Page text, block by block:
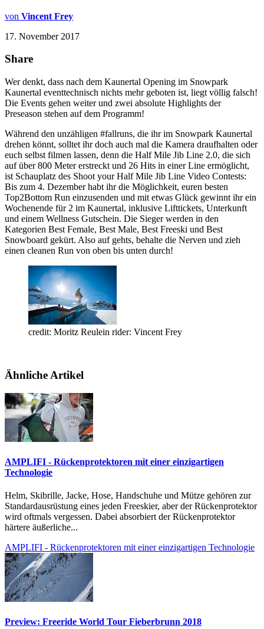
von Vincent Frey
17. November 2017
Share
Wer denkt, dass nach dem Kaunertal Opening im Snowpark
Kaunertal eventtechnisch nichts mehr geboten ist, liegt völlig falsch!
Die Events gehen weiter und zwei absolute Highlights der
Preseason stehen auf dem Programm!
Während den unzähligen #fallruns, die ihr im Snowpark Kaunertal
drehen könnt, solltet ihr doch auch mal die Kamera draufhalten oder
euch selbst filmen lassen, denn die Half Mile Jib Line 2.0, die sich
auf über 800 Meter erstreckt und 26 Hits in einer Line ermöglicht,
ist Schauplatz des Shoot your Half Mile Jib Line Video Contests:
Bis zum 4. Dezember habt ihr die Möglichkeit, euren besten
Top2Bottom Run einzusenden und mit etwas Glück gewinnt ihr ein
Wochenende für 2 im Kaunertal, inklusive Lifttickets, Unterkunft
und einem Wellness Gutschein. Die Sieger werden in den
Kategorien Best Female, Best Male, Best Freeski und Best
Snowboard gekürt. Also auf gehts, behalte die Nerven und zieh
einen cleanen Run von oben bis unten durch!
credit: Moritz Reulein rider: Vincent Frey
Ähnliche Artikel
AMPLIFI - Rückenprotektoren mit einer einzigartigen
Technologie
Helm, Skibrille, Jacke, Hose, Handschuhe und Mütze gehören zur
Standardausrüstung eines jeden Freeskier, aber der Rückenprotektor
wird oftmals vergessen. Dabei absorbiert der Rückenprotektor
härtere äußerliche...
AMPLIFI - Rückenprotektoren mit einer einzigartigen Technologie
Preview: Freeride World Tour Fieberbrunn 2018